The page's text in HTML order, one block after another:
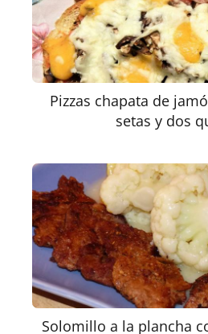
Pizzas chapata de
setas y dos
Solomillo a la plancha